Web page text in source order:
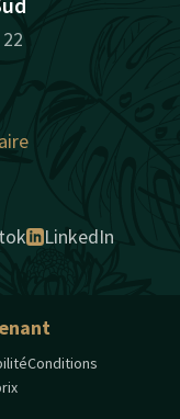
LinkedIn
Conditions